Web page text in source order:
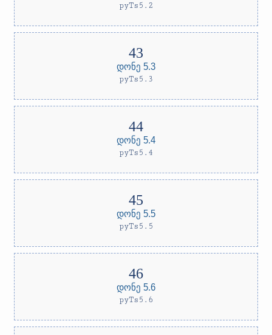
pyTs5.2
დონე 5.3
pyTs5.3
დონე 5.4
pyTs5.4
დონე 5.5
pyTs5.5
დონე 5.6
pyTs5.6